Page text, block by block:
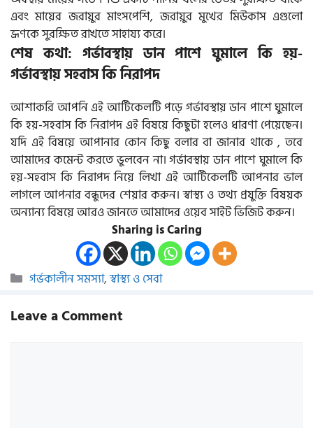
এবং মায়ের জরায়ুর মাংসপেশি, জরায়ুর মুখের মিউকাস এগুলো
ভ্রূণকে সুরক্ষিত রাখতে সাহায্য করে।
শেষ কথা: গর্ভাবস্থায় ডান পাশে ঘুমালে কি হয়-
গর্ভাবস্থায় সহবাস কি নিরাপদ
আশাকরি আপনি এই আর্টিকেলটি পড়ে গর্ভাবস্থায় ডান পাশে ঘুমালে
কি হয়-সহবাস কি নিরাপদ এই বিষয়ে কিছুটা হলেও ধারণা পেয়েছেন।
যদি এই বিষয়ে আপানার কোন কিছু বলার বা জানার থাকে , তবে
আমাদের কমেন্ট করতে ভুলবেন না। গর্ভাবস্থায় ডান পাশে ঘুমালে কি
হয়-সহবাস কি নিরাপদ নিয়ে লিখা এই আর্টিকেলটি আপনার ভাল
লাগলে আপনার বন্ধুদের শেয়ার করুন। স্বাস্থ্য ও তথ্য প্রযুক্তি বিষয়ক
অন্যান্য বিষয়ে আরও জানতে আমাদের ওয়েব সাইট ভিজিট করুন।
Sharing is Caring
Categories
গর্ভকালীন সমস্যা,স্বাস্থ্য ও সেবা
Leave a Comment